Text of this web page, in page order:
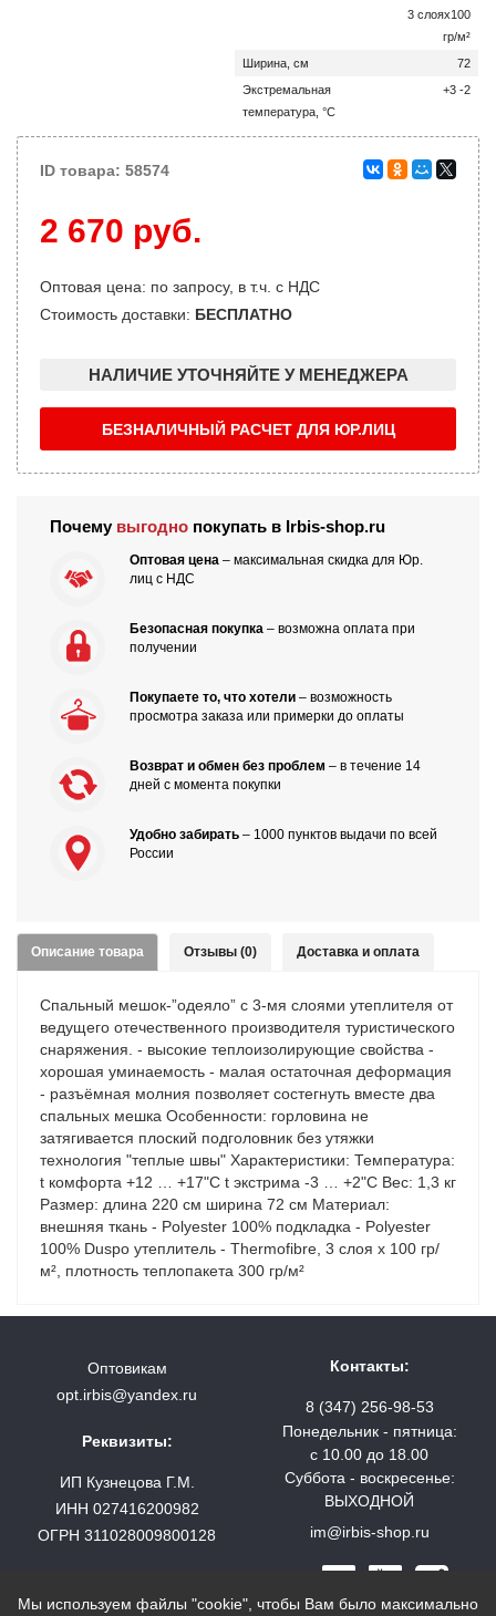
3 слоях100
гр/м²
Ширина, см
72
Экстремальная
температура, °C
+3 -2
ID товара: 58574
2 670 руб.
Оптовая цена: по запросу, в т.ч. с НДС
Стоимость доставки: БЕСПЛАТНО
НАЛИЧИЕ УТОЧНЯЙТЕ У МЕНЕДЖЕРА
БЕЗНАЛИЧНЫЙ РАСЧЕТ ДЛЯ ЮР.ЛИЦ
Почему выгодно покупать в Irbis-shop.ru
Оптовая цена – максимальная скидка для Юр.
лиц с НДС
Безопасная покупка – возможна оплата при
получении
Покупаете то, что хотели – возможность
просмотра заказа или примерки до оплаты
Возврат и обмен без проблем – в течение 14
дней с момента покупки
Удобно забирать – 1000 пунктов выдачи по всей
России
Описание товара Отзывы (0) Доставка и оплата
Cпальный мешок-”одеяло” с 3-мя слоями утеплителя от
ведущего отечественного производителя туристического
снаряжения. - высокие теплоизолирующие свойства -
хорошая уминаемость - малая остаточная деформация
- разъёмная молния позволяет состегнуть вместе два
спальных мешка Особенности: горловина не
затягивается плоский подголовник без утяжки
технология "теплые швы" Характеристики: Температура:
t комфорта +12 … +17"C t экстрима -3 … +2"C Вес: 1,3 кг
Размер: длина 220 см ширина 72 см Материал:
внешняя ткань - Polyester 100% подкладка - Polyester
100% Duspo утеплитель - Thermofibre, 3 слоя х 100 гр/
м², плотность теплопакета 300 гр/м²
Оптовикам
opt.irbis@yandex.ru
Реквизиты:
ИП Кузнецова Г.М.
ИНН 027416200982
ОГРН 311028009800128
Контакты:
8 (347) 256-98-53
Понедельник - пятница:
с 10.00 до 18.00
Суббота - воскресенье:
ВЫХОДНОЙ
im@irbis-shop.ru
Мы используем файлы "cookie", чтобы Вам было максимально